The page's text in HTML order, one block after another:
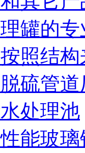
罐的
照结
硫管道
处理池
能玻